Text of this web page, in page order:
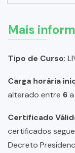
Mais
Tipo de Curso:
Carga horária
alterado entre 6a
Certificado
certificados
Decreto